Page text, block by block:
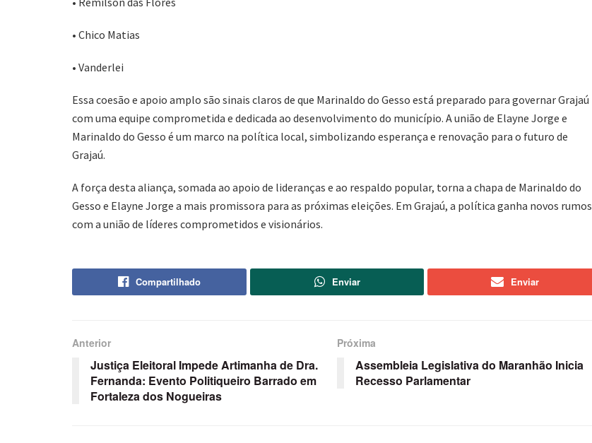
• Chico Matias
• Vanderlei
Essa coesão e apoio amplo são sinais claros de que Marinaldo do Gesso está preparado para governar Grajaú
com uma equipe comprometida e dedicada ao desenvolvimento do município. A união de Elayne Jorge e
Marinaldo do Gesso é um marco na política local, simbolizando esperança e renovação para o futuro de
Grajaú.
A força desta aliança, somada ao apoio de lideranças e ao respaldo popular, torna a chapa de Marinaldo do
Gesso e Elayne Jorge a mais promissora para as próximas eleições. Em Grajaú, a política ganha novos rumos
com a união de líderes comprometidos e visionários.
Compartilhado Enviar Enviar
Anterior
Justiça Eleitoral Impede Artimanha de Dra.
Fernanda: Evento Politiqueiro Barrado em
Fortaleza dos Nogueiras
Próxima
Assembleia Legislativa do Maranhão Inicia
Recesso Parlamentar